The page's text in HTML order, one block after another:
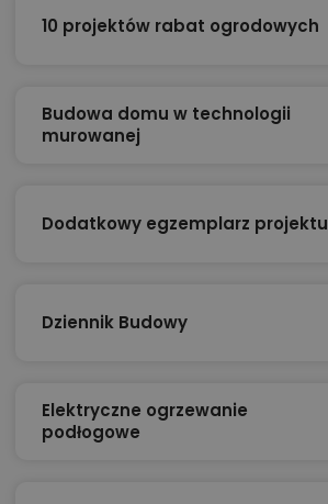
10 projektów rabat ogrodowych
Budowa domu w technologii
murowanej
Dodatkowy egzemplarz projektu
Dziennik Budowy
Elektryczne ogrzewanie
podłogowe